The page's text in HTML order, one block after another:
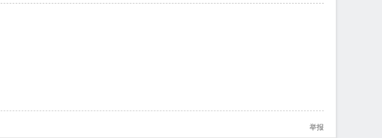
举报